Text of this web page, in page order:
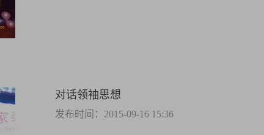
对话领袖思想
发布时间：2015-09-16 15:36